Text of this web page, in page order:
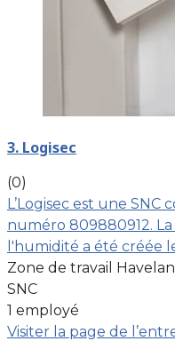
3. Logisec
(0)
L’Logisec est une SNC
numéro 809880912.
l'humidité a été créée
Zone de travail
SNC
1 employé
Visiter la page de